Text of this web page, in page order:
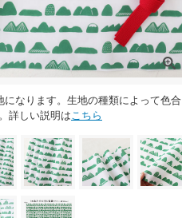
なります。生地の種類によって色合
詳しい説明はこちら